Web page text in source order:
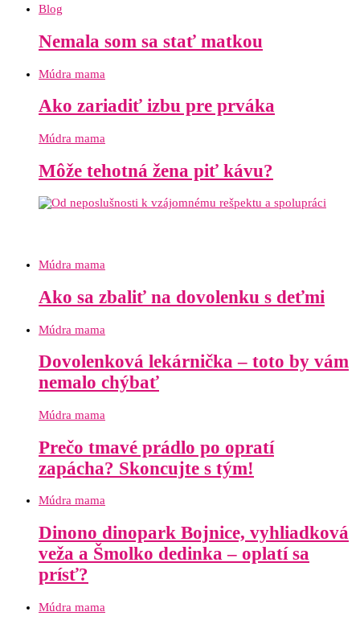
Blog
Nemala som sa stať matkou
Múdra mama
Ako zariadiť izbu pre prváka
Múdra mama
Môže tehotná žena piť kávu?
Múdra mama
Ako sa zbaliť na dovolenku s deťmi
Múdra mama
Dovolenková lekárnička – toto by vám
nemalo chýbať
Múdra mama
Prečo tmavé prádlo po opratí
zapácha? Skoncujte s tým!
Múdra mama
Dinono dinopark Bojnice, vyhliadková
veža a Šmolko dedinka – oplatí sa
prísť?
Múdra mama